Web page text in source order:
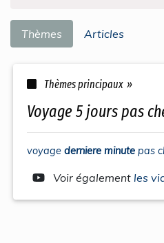
Thèmes Articles
Thèmes principaux »
voyage 5 jours pas
voyage derniere minute pas
Voir également les